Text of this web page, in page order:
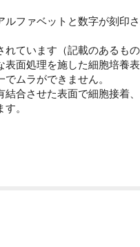
ファベットと数字が刻印さ
ています（記載のあるもの
表面処理を施した細胞培養
ムラができません。
合させた表面で細胞接着
。